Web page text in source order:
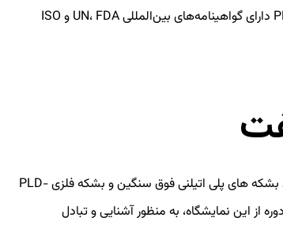
حمل و نقل ایمن و مطمئن نقش کلیدی دارد و بشکه فلزی PLD-9000 دارای گواهینامه‌های بین‌المللی UN، FDA و ISO
شرکت تولیدی صنعتی پناد پلاستیک، با تجربه و فعالیت در حوزه تولید بشکه های پلی اتیلنی فوق سنگین و بشکه فلزی PLD-
9000، در نمایشگاه نفت تهران ۱۴۰۱ حضور فعال داشته و در طول 10 دوره از این نمایشگاه، به منظور آشنایی و تبادل